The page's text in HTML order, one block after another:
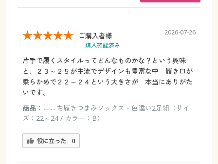
ご購入者様
購入確認済み
2026-07-26
片手で履くスタイルってどんなものかな？という興味
と、２３～２５が主流でデザインも豊富な中 履き口が
柔らかめで２２～２４という大きさが 本当にありがた
いです。
商品： ここち履きつまみソックス・色違い2足組（サイ
ズ：22～24 / カラー：B）
役に立った 0